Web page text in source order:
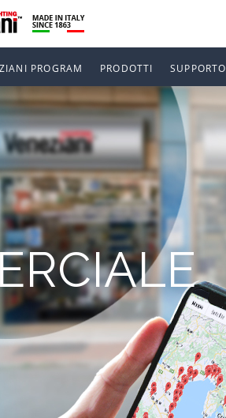
PROGRAM PRODOTTI SUPPORTO